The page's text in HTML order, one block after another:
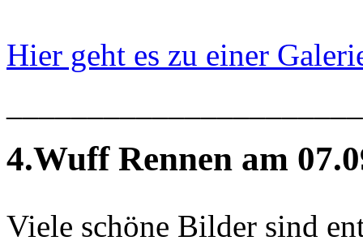
Hier geht es zu einer
4.Wuff Rennen am
Viele schöne Bilder sind